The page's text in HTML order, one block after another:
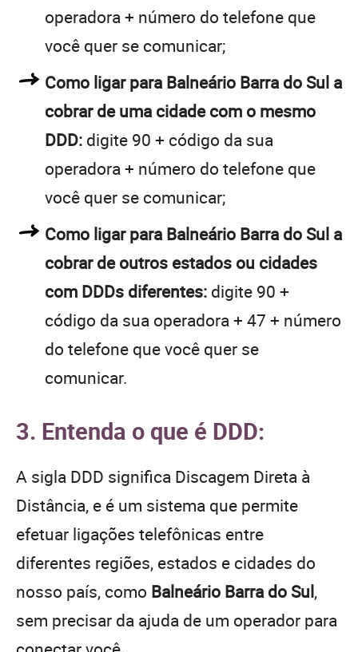
operadora + número do telefone que
você quer se comunicar;
Como ligar para Balneário Barra do Sul a
cobrar de uma cidade com o mesmo
DDD: digite 90 + código da sua
operadora + número do telefone que
você quer se comunicar;
Como ligar para Balneário Barra do Sul a
cobrar de outros estados ou cidades
com DDDs diferentes: digite 90 +
código da sua operadora + 47 + número
do telefone que você quer se
comunicar.
3. Entenda o que é DDD:
A sigla DDD significa Discagem Direta à
Distância, e é um sistema que permite
efetuar ligações telefônicas entre
diferentes regiões, estados e cidades do
nosso país, como Balneário Barra do Sul,
sem precisar da ajuda de um operador para